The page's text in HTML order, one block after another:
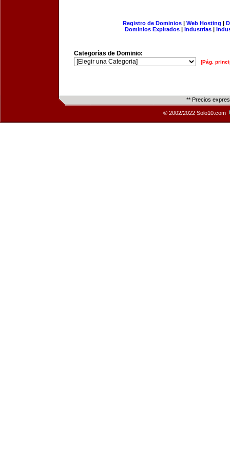
Registro de Dominios| Web Hosting |
Dominios Expirados | Industrias |
Categorías de Dominio:
[Pág.
** Precios
© 2002/2022 Solo10.com